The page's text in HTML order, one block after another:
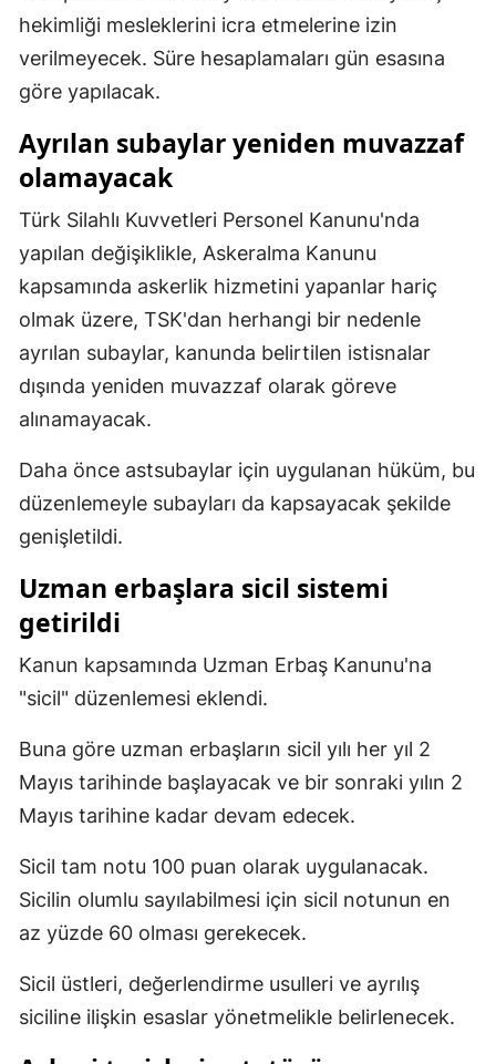
Konya
Kütahya
Manisa
Mardin
Muğla
Muş
Nevşehir
Ordu
Rize
Samsun
Sinop
Sivas
Tekirdağ
Trabzon
Tunceli
Uşak
Van
hekimliği mesleklerini icra etmelerine izin
verilmeyecek. Süre hesaplamaları gün esasına
göre yapılacak.
Ayrılan subaylar yeniden muvazzaf
olamayacak
Türk Silahlı Kuvvetleri Personel Kanunu'nda
yapılan değişiklikle, Askeralma Kanunu
kapsamında askerlik hizmetini yapanlar hariç
olmak üzere, TSK'dan herhangi bir nedenle
ayrılan subaylar, kanunda belirtilen istisnalar
dışında yeniden muvazzaf olarak göreve
alınamayacak.
Daha önce astsubaylar için uygulanan hüküm, bu
düzenlemeyle subayları da kapsayacak şekilde
genişletildi.
Uzman erbaşlara sicil sistemi
getirildi
Kanun kapsamında Uzman Erbaş Kanunu'na
"sicil" düzenlemesi eklendi.
Buna göre uzman erbaşların sicil yılı her yıl 2
Mayıs tarihinde başlayacak ve bir sonraki yılın 2
Mayıs tarihine kadar devam edecek.
Sicil tam notu 100 puan olarak uygulanacak.
Sicilin olumlu sayılabilmesi için sicil notunun en
az yüzde 60 olması gerekecek.
Sicil üstleri, değerlendirme usulleri ve ayrılış
siciline ilişkin esaslar yönetmelikle belirlenecek.